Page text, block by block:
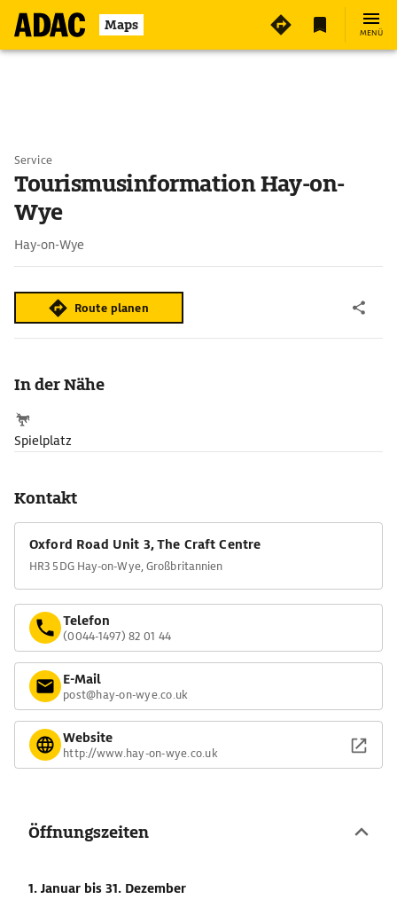
Maps MENÜ
Service
Tourismusinformation Hay-on-
Wye
Hay-on-Wye
Route planen
In der Nähe
Spielplatz
Kontakt
Oxford Road Unit 3, The Craft Centre
HR3 5DG Hay-on-Wye, Großbritannien
Telefon
(0044-1497) 82 01 44
E-Mail
post@hay-on-wye.co.uk
Website
http://www.hay-on-wye.co.uk
Öffnungszeiten
1. Januar bis 31. Dezember